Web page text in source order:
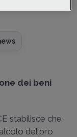
dei beni
stabilisce che,
del pro